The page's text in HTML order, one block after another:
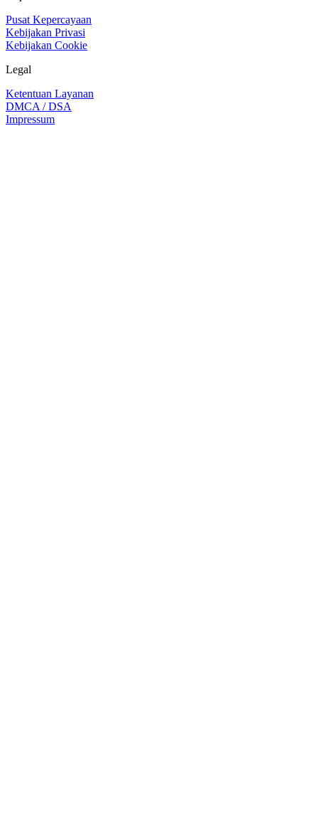
Pusat Kepercayaan
Kebijakan Privasi
Kebijakan Cookie
Legal
Ketentuan Layanan
DMCA / DSA
Impressum